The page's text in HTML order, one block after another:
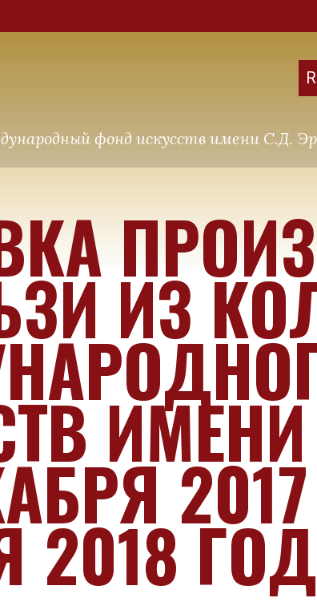
фонд искусств имени С.Д.
ИЗ
2018